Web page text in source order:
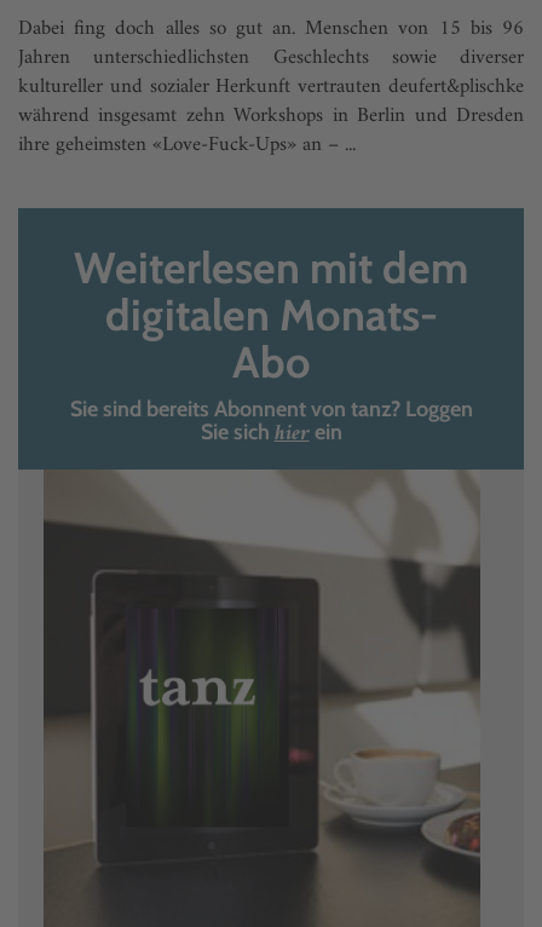
Dabei fing doch alles so gut an. Menschen von 15 bis 96
Jahren unterschiedlichsten Geschlechts sowie diverser
kultureller und sozialer Herkunft vertrauten deufert&plischke
während insgesamt zehn Workshops in Berlin und Dresden
ihre geheimsten «Love-Fuck-Ups» an – ...
Weiterlesen mit dem
digitalen Monats-
Abo
Sie sind bereits Abonnent von tanz? Loggen
Sie sich hierein